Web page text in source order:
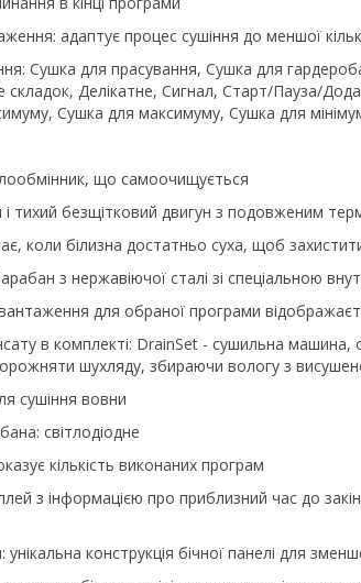
адаптує процес сушіння до меншої
Сушка для прасування, Сушка для
Делікатне, Сигнал, Старт/Пауза/
Сушка для максимуму, Сушка для
що самоочищується
тихий безщітковий двигун з подовженим
коли білизна достатньо суха, щоб
з нержавіючої сталі зі спеціальною
для обраної програми
в комплекті: DrainSet - сушильна
шухляду, збираючи вологу з
сушіння вовни
світлодіодне
кількість виконаних програм
з інформацією про приблизний час до
унікальна конструкція бічної панелі для